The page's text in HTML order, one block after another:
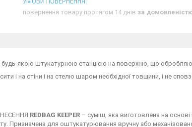
повернення товару протягом 14 днів за
будь-якою штукатурною станцією на поверхню, що
і на стіни і на стелю шаром необхідної товщини, і не
REDBAG KEEPER – суміш, яка виготовлена на основі
Призначена для оштукатурювання вручну або